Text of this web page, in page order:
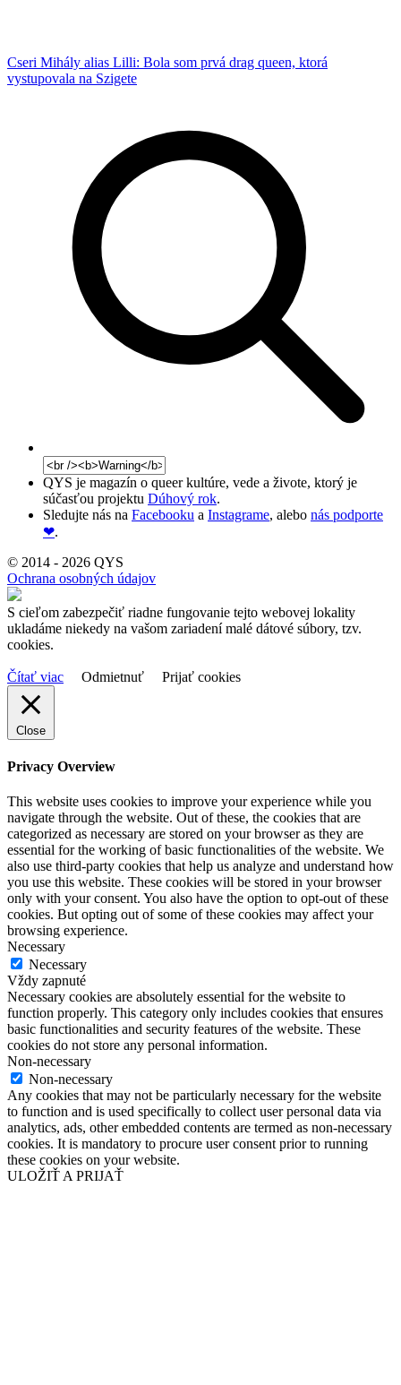
Cseri Mihály alias Lilli: Bola som prvá drag queen, ktorá
vystupovala na Szigete
QYS je magazín o queer kultúre, vede a živote, ktorý je
súčasťou projektu Dúhový rok.
Sledujte nás na Facebooku a Instagrame, alebo nás podporte
❤.
© 2014 - 2026 QYS
Ochrana osobných údajov
S cieľom zabezpečiť riadne fungovanie tejto webovej lokality
ukladáme niekedy na vašom zariadení malé dátové súbory, tzv.
cookies.
Čítať viac Odmietnuť Prijať cookies
Close
Privacy Overview
This website uses cookies to improve your experience while you
navigate through the website. Out of these, the cookies that are
categorized as necessary are stored on your browser as they are
essential for the working of basic functionalities of the website. We
also use third-party cookies that help us analyze and understand how
you use this website. These cookies will be stored in your browser
only with your consent. You also have the option to opt-out of these
cookies. But opting out of some of these cookies may affect your
browsing experience.
Necessary
Necessary
Vždy zapnuté
Necessary cookies are absolutely essential for the website to
function properly. This category only includes cookies that ensures
basic functionalities and security features of the website. These
cookies do not store any personal information.
Non-necessary
Non-necessary
Any cookies that may not be particularly necessary for the website
to function and is used specifically to collect user personal data via
analytics, ads, other embedded contents are termed as non-necessary
cookies. It is mandatory to procure user consent prior to running
these cookies on your website.
ULOŽIŤ A PRIJAŤ